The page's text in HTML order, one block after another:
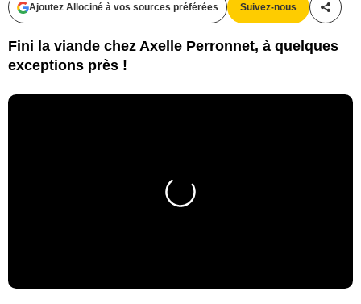
Ajoutez Allociné à vos sources préférées Suivez-nous
Fini la viande chez Axelle Perronnet, à quelques
exceptions près !